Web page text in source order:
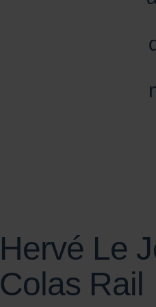
Hervé Le
Colas Rail